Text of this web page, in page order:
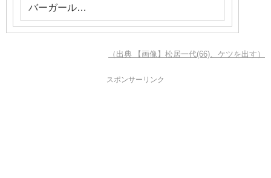
バーガール…
（出典 【画像】松居一代(66)、ケツを出す）
スポンサーリンク